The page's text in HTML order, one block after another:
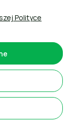
Polityce